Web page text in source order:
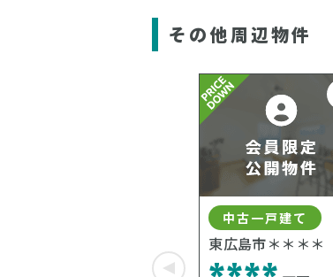
その他周辺物件
中古一戸建て
東広島市＊＊＊＊